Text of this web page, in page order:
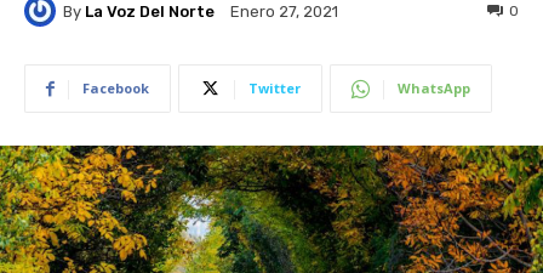
By La Voz Del Norte Enero 27, 2021 0
Facebook Twitter WhatsApp